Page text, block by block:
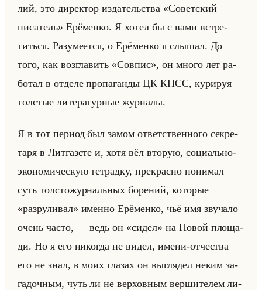
лий, это ди­рек­тор из­да­тельства «Советский
писатель» Ерё­мен­ко. Я хотел бы с вами встре­
титься. Ра­зу­ме­ет­ся, о Ерё­мен­ко я слы­шал. До
того, как воз­гла­вить «Совпис», он много лет ра­
бо­тал в от­де­ле про­па­ган­ды ЦК КПСС, ку­ри­руя
тол­стые ли­те­ра­тур­ные жур­на­лы.
Я в тот пе­ри­од был замом от­вет­ствен­но­го сек­ре­
та­ря в Лит­га­зе­те и, хотя вёл вто­рую, со­ци­ально-
эко­но­ми­че­скую тет­рад­ку, пре­крас­но по­ни­мал
суть тол­сто­жур­нальных бо­ре­ний, ко­то­рые
«разруливал» имен­но Ерё­мен­ко, чьё имя зву­ча­ло
очень часто, — ведь он «сидел» на Новой пло­ща­
ди. Но я его ни­ко­гда не видел, имени-от­че­ства
его не знал, в моих гла­зах он вы­гля­дел неким за­
га­доч­ным, чуть ли не вер­хов­ным вер­ши­те­лем ли­